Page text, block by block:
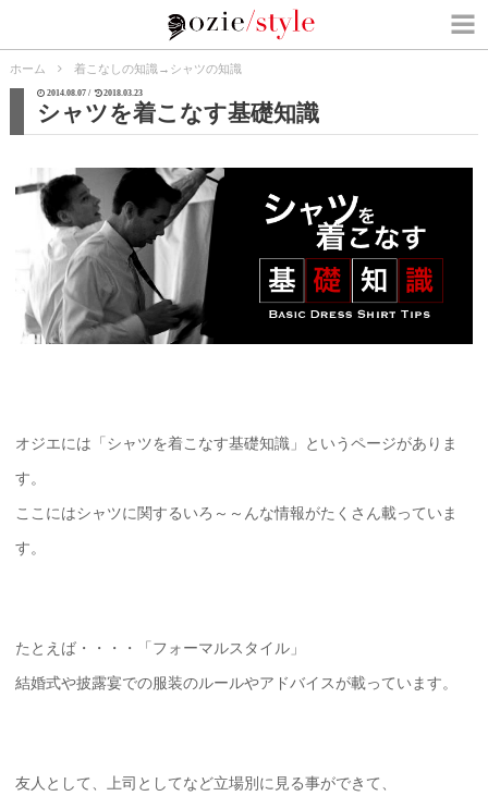
ホーム 着こなしの知識 → シャツの知識
2014.08.07 / 2018.03.23
シャツを着こなす基礎知識
オジエには「シャツを着こなす基礎知識」というページがありま
す。
ここにはシャツに関するいろ～～んな情報がたくさん載っていま
す。
たとえば・・・・「フォーマルスタイル」
結婚式や披露宴での服装のルールやアドバイスが載っています。
友人として、上司としてなど立場別に見る事ができて、